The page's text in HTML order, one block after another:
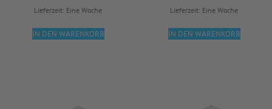
Lieferzeit: Eine Woche
IN DEN WARENKORB
Lieferzeit: Eine Woche
IN DEN WARENKORB